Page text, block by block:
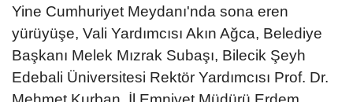
Yine Cumhuriyet Meydanı'nda sona eren
yürüyüşe, Vali Yardımcısı Akın Ağca, Belediye
Başkanı Melek Mızrak Subaşı, Bilecik Şeyh
Edebali Üniversitesi Rektör Yardımcısı Prof. Dr.